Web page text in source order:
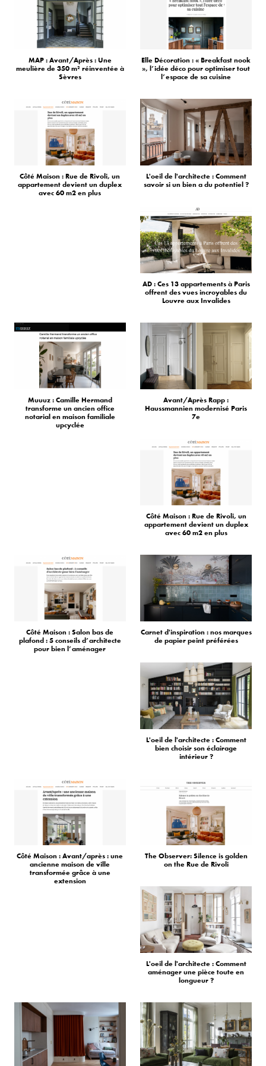
MAP : Avant/Après : Une
meulière de 350 m² réinventée à
Sèvres
Elle Décoration : « Breakfast nook
», l’idée déco pour optimiser tout
l’espace de sa cuisine
Côté Maison : Rue de Rivoli, un
appartement devient un duplex
avec 60 m2 en plus
L'oeil de l'architecte : Comment
savoir si un bien a du potentiel ?
AD : Ces 13 appartements à Paris
offrent des vues incroyables du
Louvre aux Invalides
Muuuz : Camille Hermand
transforme un ancien office
notarial en maison familiale
upcyclée
Avant/Après Rapp :
Haussmannien modernisé Paris
7e
Côté Maison : Rue de Rivoli, un
appartement devient un duplex
avec 60 m2 en plus
Côté Maison : Salon bas de
plafond : 5 conseils d’architecte
pour bien l’aménager
Carnet d'inspiration : nos marques
de papier peint préférées
L'oeil de l'architecte : Comment
bien choisir son éclairage
intérieur ?
Côté Maison : Avant/après : une
ancienne maison de ville
transformée grâce à une
extension
The Observer: Silence is golden
on the Rue de Rivoli
L'oeil de l'architecte : Comment
aménager une pièce toute en
longueur ?